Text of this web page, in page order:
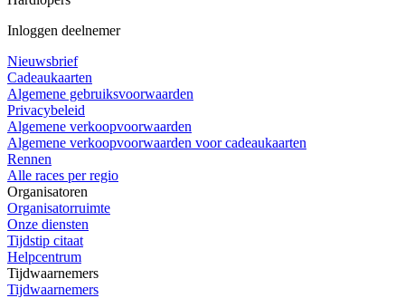
Inloggen deelnemer
Nieuwsbrief
Cadeaukaarten
Algemene gebruiksvoorwaarden
Privacybeleid
Algemene verkoopvoorwaarden
Algemene verkoopvoorwaarden voor cadeaukaarten
Rennen
Alle races per regio
Organisatoren
Organisatorruimte
Onze diensten
Tijdstip citaat
Helpcentrum
Tijdwaarnemers
Tijdwaarnemers